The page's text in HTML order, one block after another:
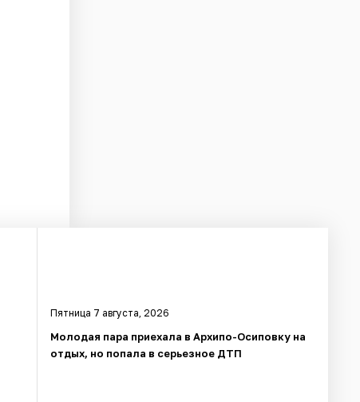
Пятница 7 августа, 2026
Молодая пара приехала в Архипо-Осиповку на
отдых, но попала в серьезное ДТП